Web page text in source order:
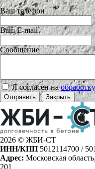
Ваш телефон
Ваш E-mail
Сообщение
Я согласен на
Отправить Закрыть
2026 © ЖБИ-СТ
ИНН/КПП 5012114700 /
Адрес: Московская
201